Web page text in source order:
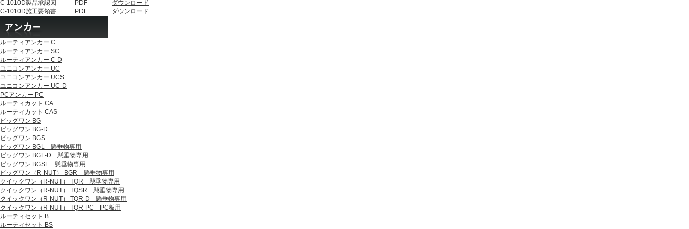
C-1010D製品承認図 PDF
ダウンロード
C-1010D施工要領書 PDF ダウンロード
ルーティアンカー C
ルーティアンカー SC
ルーティアンカー C-D
ユニコンアンカー UC
ユニコンアンカー UCS
ユニコンアンカー UC-D
PCアンカー PC
ルーティカット CA
ルーティカット CAS
ビッグワン BG
ビッグワン BG-D
ビッグワン BGS
ビッグワン BGL 懸垂物専用
ビッグワン BGL-D 懸垂物専用
ビッグワン BGSL 懸垂物専用
ビッグワン（R-NUT） BGR 懸垂物専用
クイックワン（R-NUT） TQR 懸垂物専用
クイックワン（R-NUT） TQSR 懸垂物専用
クイックワン（R-NUT） TQR-D 懸垂物専用
クイックワン（R-NUT） TQR-PC PC板用
ルーティセット B
ルーティセット BS